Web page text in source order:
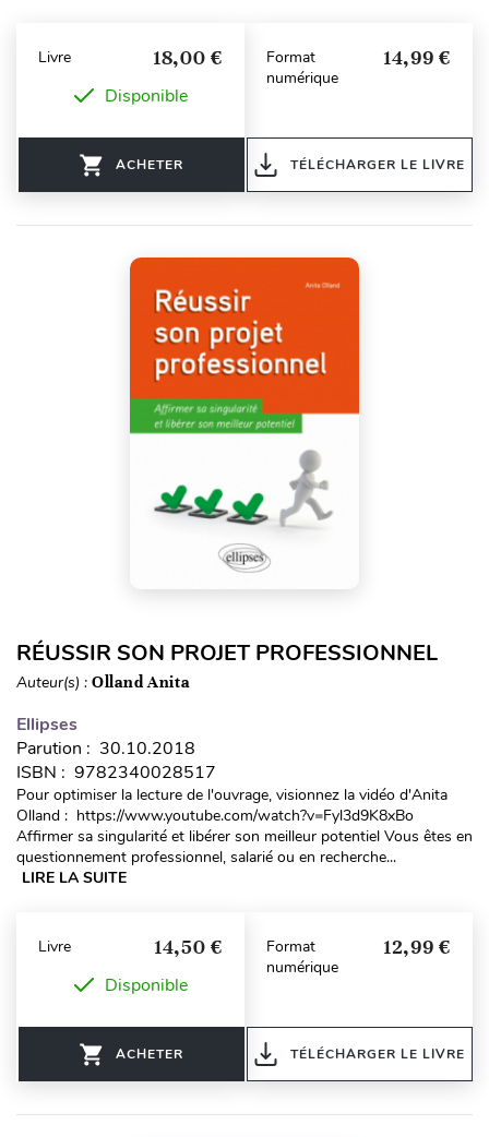
Livre 18,00 €
Disponible
ACHETER
Format
numérique
14,99 €
TÉLÉCHARGER LE LIVRE
RÉUSSIR SON PROJET PROFESSIONNEL
Auteur(s) : Olland Anita
Ellipses
Parution : 30.10.2018
ISBN : 9782340028517
Pour optimiser la lecture de l'ouvrage, visionnez la vidéo d'Anita
Olland : https://www.youtube.com/watch?v=Fyl3d9K8xBo
Affirmer sa singularité et libérer son meilleur potentiel Vous êtes en
questionnement professionnel, salarié ou en recherche...
LIRE LA SUITE
Livre 14,50 €
Disponible
ACHETER
Format
numérique
12,99 €
TÉLÉCHARGER LE LIVRE